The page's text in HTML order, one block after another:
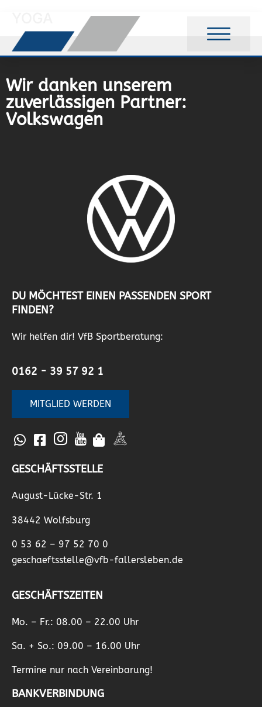
Wir danken unserem
zuverlässigen Partner:
Volkswagen
DU MÖCHTEST EINEN PASSENDEN SPORT
FINDEN?
Wir helfen dir! VfB Sportberatung:
0162 - 39 57 92 1
MITGLIED WERDEN
GESCHÄFTSSTELLE
August-Lücke-Str. 1
38442 Wolfsburg
0 53 62 – 97 52 70 0
geschaeftsstelle@vfb-fallersleben.de
GESCHÄFTSZEITEN
Mo. – Fr.: 08.00 – 22.00 Uhr
Sa. + So.: 09.00 – 16.00 Uhr
Termine nur nach Vereinbarung!
BANKVERBINDUNG